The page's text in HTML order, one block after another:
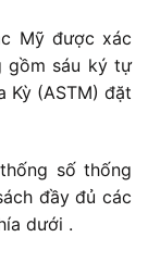
Mỹ được xác
gồm sáu ký tự
Kỳ (ASTM) đặt
số thống
đầy đủ các
dưới .